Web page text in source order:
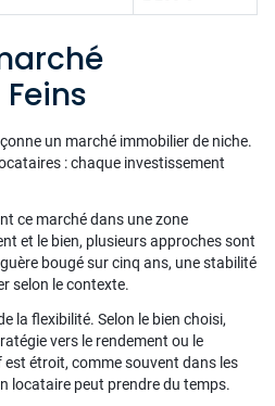
un marché immobilier de niche.
: chaque investissement
ce marché dans une zone
et le bien, plusieurs approches sont
bougé sur cinq ans, une stabilité
selon le contexte.
la flexibilité. Selon le bien choisi,
vers le rendement ou le
étroit, comme souvent dans les
locataire peut prendre du temps.